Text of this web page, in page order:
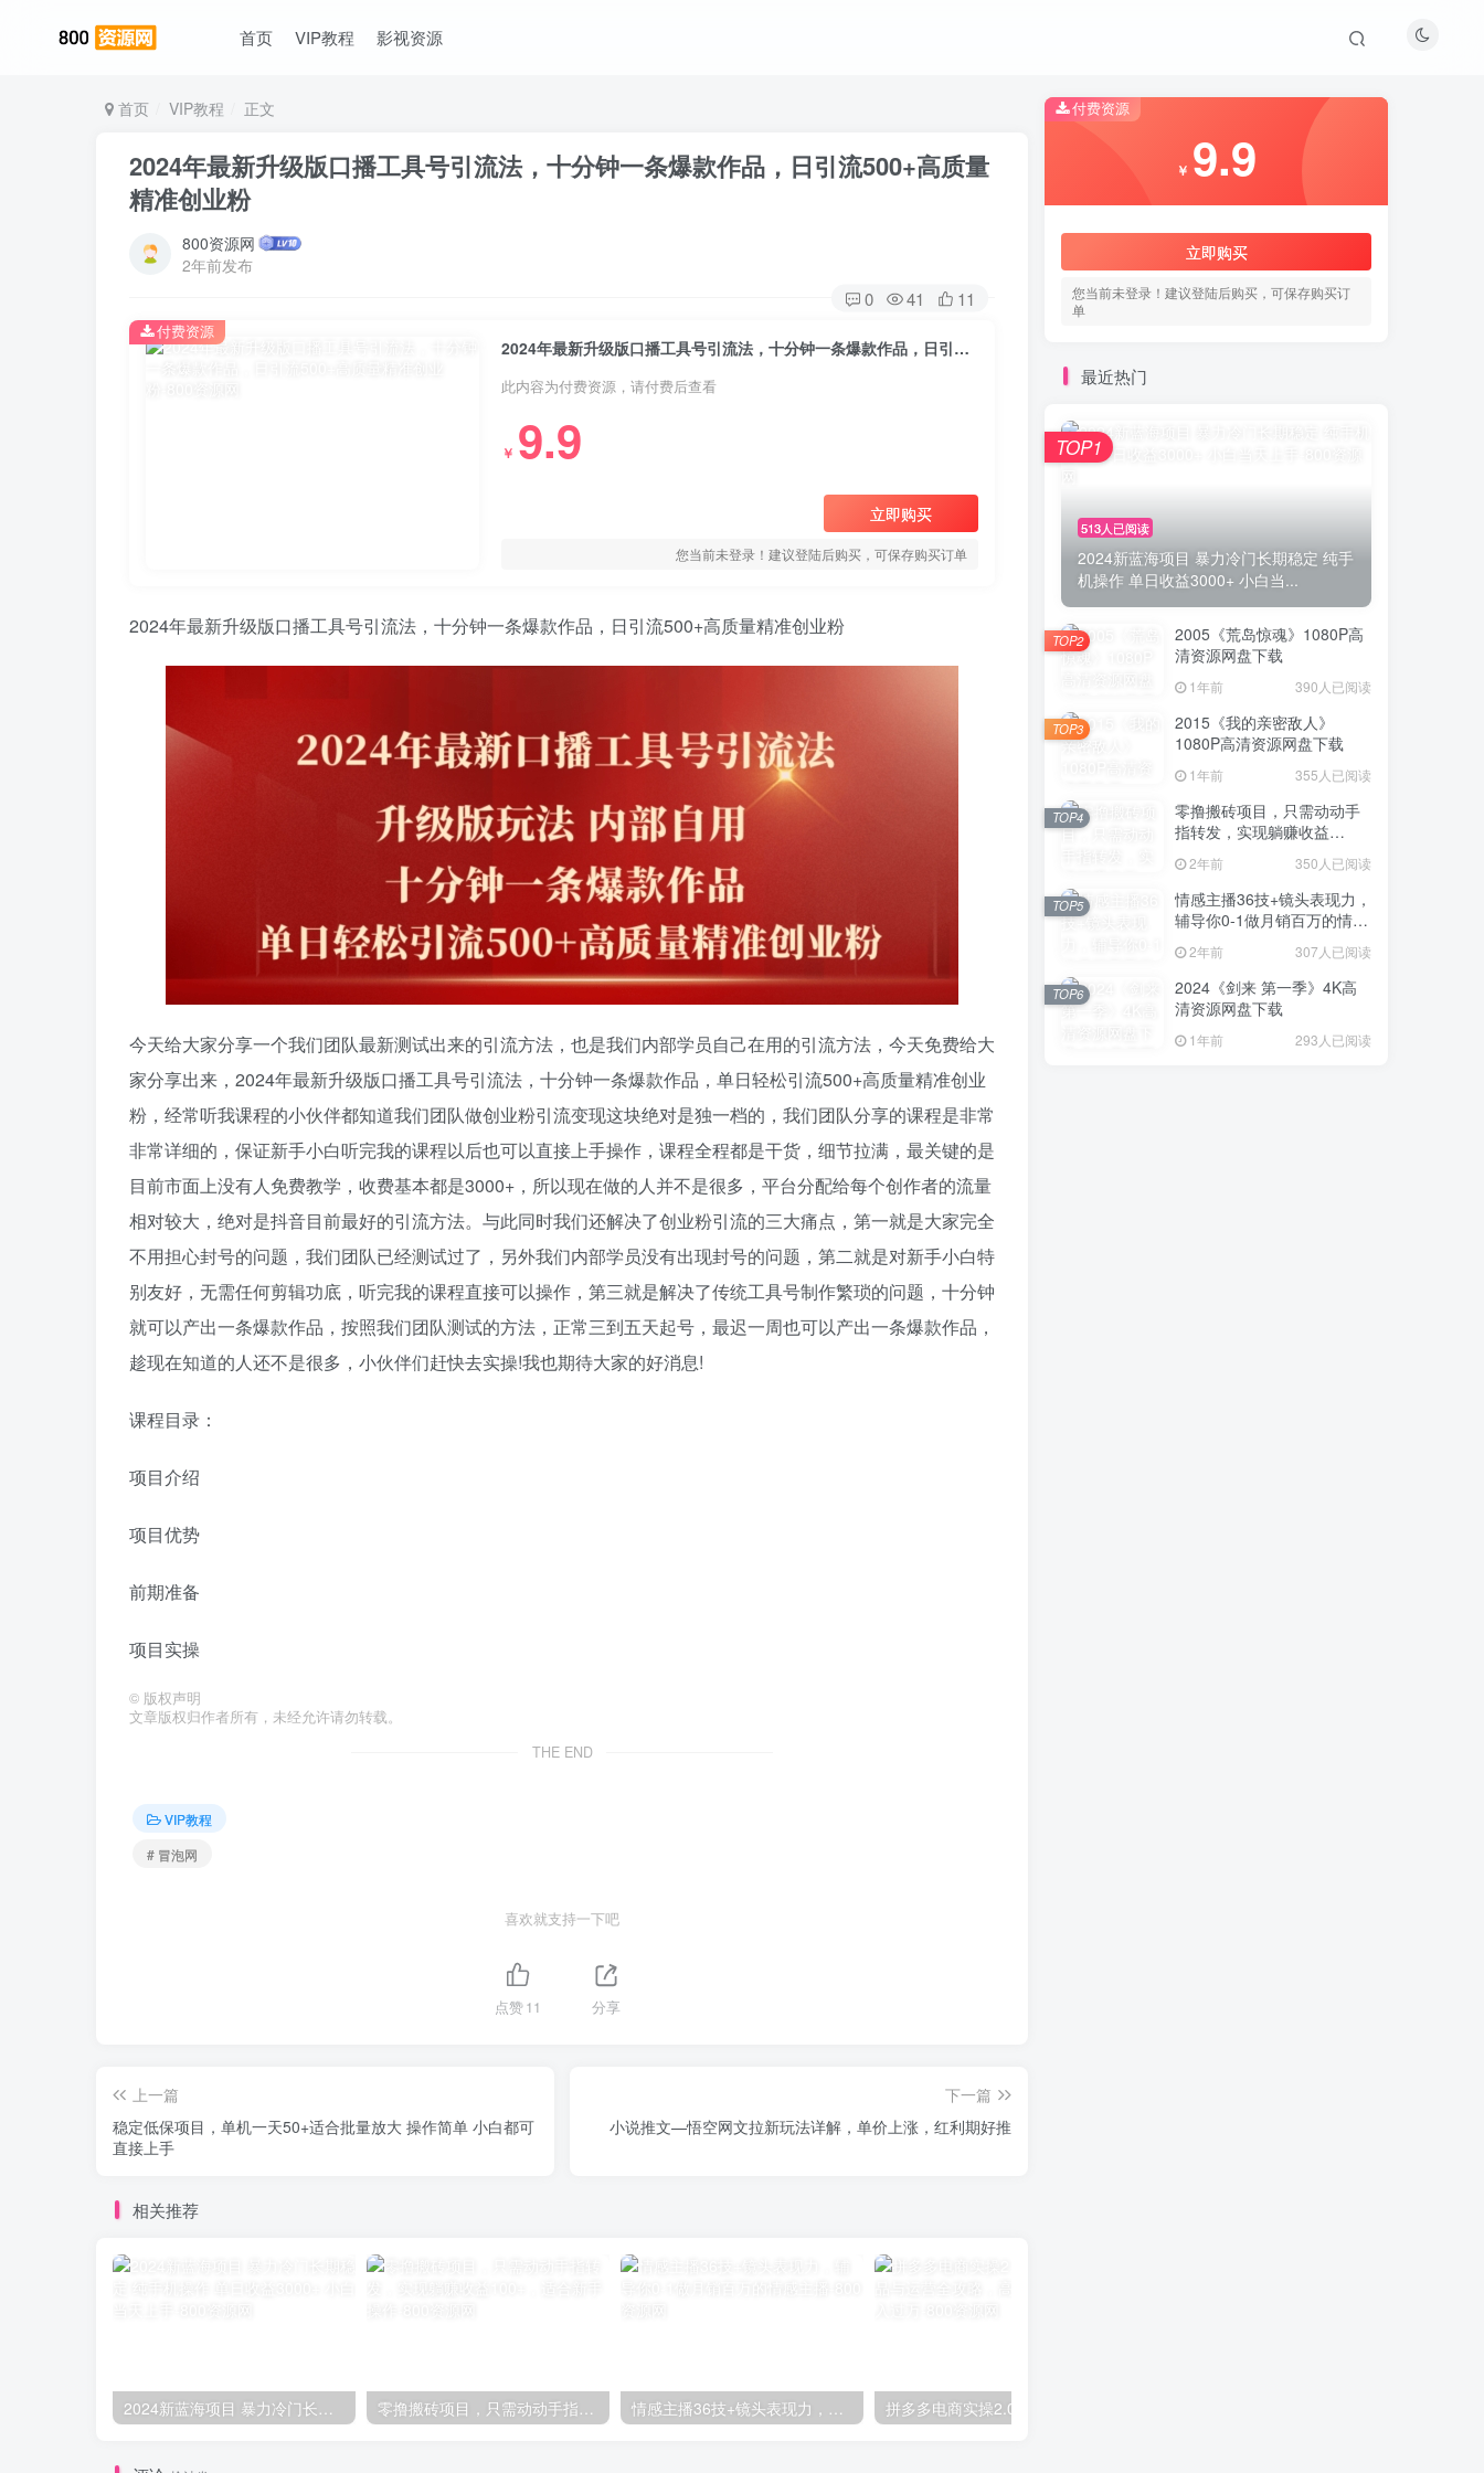
首页 VIP教程 影视资源
首页 VIP教程 正文
2024年最新升级版口播工具号引流法，十分钟一条爆款作品，日引流500+高质量
精准创业粉
800资源网
2年前发布
0 41 11
2024年最新升级版口播工具号引流法，十分钟一条爆款作品，日引流500 高质量精准创业粉
此内容为付费资源，请付费后查看
￥ 9.9
立即购买
您当前未登录！建议登陆后购买，可保存购买订单
付费资源
2024年最新升级版口播工具号引流法，十分钟一条爆款作品，日引流500+高质量精准创业粉
今天给大家分享一个我们团队最新测试出来的引流方法，也是我们内部学员自己在用的引流方法，今天免费给大
家分享出来，2024年最新升级版口播工具号引流法，十分钟一条爆款作品，单日轻松引流500+高质量精准创业
粉，经常听我课程的小伙伴都知道我们团队做创业粉引流变现这块绝对是独一档的，我们团队分享的课程是非常
非常详细的，保证新手小白听完我的课程以后也可以直接上手操作，课程全程都是干货，细节拉满，最关键的是
目前市面上没有人免费教学，收费基本都是3000+，所以现在做的人并不是很多，平台分配给每个创作者的流量
相对较大，绝对是抖音目前最好的引流方法。与此同时我们还解决了创业粉引流的三大痛点，第一就是大家完全
不用担心封号的问题，我们团队已经测试过了，另外我们内部学员没有出现封号的问题，第二就是对新手小白特
别友好，无需任何剪辑功底，听完我的课程直接可以操作，第三就是解决了传统工具号制作繁琐的问题，十分钟
就可以产出一条爆款作品，按照我们团队测试的方法，正常三到五天起号，最迟一周也可以产出一条爆款作品，
趁现在知道的人还不是很多，小伙伴们赶快去实操!我也期待大家的好消息!
课程目录：
项目介绍
项目优势
前期准备
项目实操
© 版权声明
文章版权归作者所有，未经允许请勿转载。
THE END
VIP教程
# 冒泡网
喜欢就支持一下吧
点赞11 分享
上一篇
稳定低保项目，单机一天50+适合批量放大 操作简单 小白都可
直接上手
下一篇
小说推文—悟空网文拉新玩法详解，单价上涨，红利期好推
相关推荐
付费资源
￥ 9.9
立即购买
您当前未登录！建议登陆后购买，可保存购买订
单
最近热门
513人已阅读
2024新蓝海项目 暴力冷门长期稳定 纯手
机操作 单日收益3000+ 小白当...
TOP1
2005《荒岛惊魂》1080P高
清资源网盘下载
1年前 390人已阅读
TOP2
2015《我的亲密敌人》
1080P高清资源网盘下载
1年前 355人已阅读
TOP3
零撸搬砖项目，只需动动手
指转发，实现躺赚收益
2年前 350人已阅读
TOP4
情感主播36技+镜头表现力，
辅导你0-1做月销百万的情感
2年前 307人已阅读
TOP5
2024《剑来 第一季》4K高
清资源网盘下载
1年前 293人已阅读
TOP6